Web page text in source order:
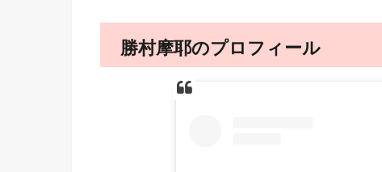
勝村摩耶のプロフィール